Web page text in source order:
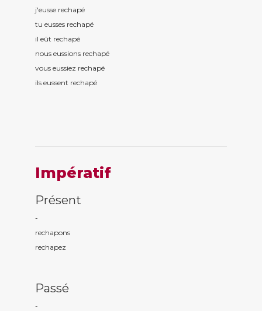
j'eusse rechapé
tu eusses rechapé
il eût rechapé
nous eussions rechapé
vous eussiez rechapé
ils eussent rechapé
Impératif
Présent
-
rechapons
rechapez
Passé
-